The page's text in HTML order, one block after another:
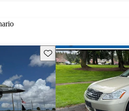
Guarda este Aviso